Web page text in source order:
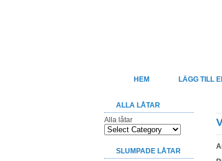
HEM LÄGG TILL
ALLA LÅTAR
Alla låtar
SLUMPADE LÅTAR